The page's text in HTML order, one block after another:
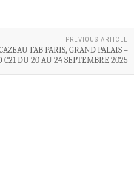
PREVIOUS ARTICLE
FAB PARIS, GRAND PALAIS –
C21 DU 20 AU 24 SEPTEMBRE 2025